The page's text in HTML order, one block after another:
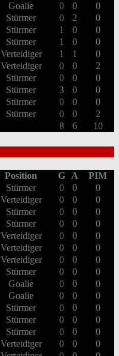
Goalie 0 0
0
Stürmer 0 2
0
Stürmer 1 0
0
Stürmer 1 0
0
Verteidiger 1 1
0
Verteidiger 0 0
2
Stürmer 0 0
0
Stürmer 3 0
0
Stürmer 0 0
0
Stürmer 0 0
2
8 6 10
Position G A
PIM
Stürmer 0 0
0
Verteidiger 0 0
0
Stürmer 0 0
0
Stürmer 0 0
0
Verteidiger 0 0
0
Verteidiger 0 0
0
Verteidiger 0 0
0
Stürmer 0 0
0
Goalie 0 0
0
Goalie 0 0
0
Stürmer 0 0
0
Stürmer 0 0
0
Stürmer 0 0
0
Verteidiger 0 0
0